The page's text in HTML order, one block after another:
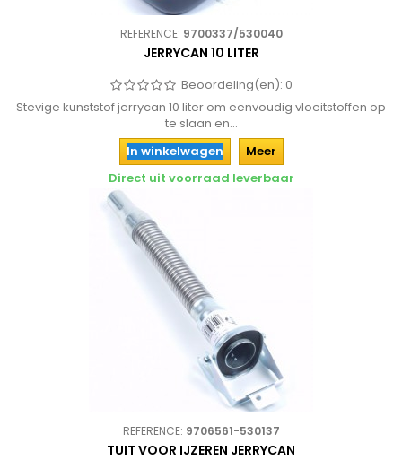
REFERENCE: 9700337/530040
JERRYCAN 10 LITER
Beoordeling(en): 0
Stevige kunststof jerrycan 10 liter om eenvoudig vloeitstoffen op
te slaan en...
In winkelwagen
Meer
Direct uit voorraad leverbaar
REFERENCE: 9706561-530137
TUIT VOOR IJZEREN JERRYCAN